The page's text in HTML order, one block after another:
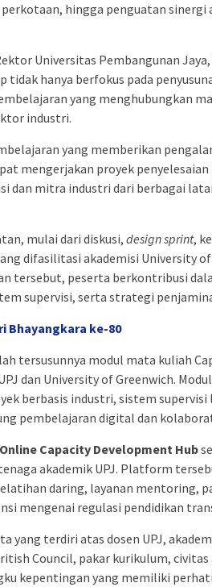
hingga penguatan sinergi
Universitas Pembangunan
tidak hanya berfokus pada
yang menghubungkan
industri.
yang memberikan
mengerjakan proyek
dan mitra industri dari berbagai
mulai dari diskusi, design sprint,
difasilitasi akademisi University of
tersebut, peserta berkontribusi
supervisi, serta strategi
Bhayangkara ke-80
tersusunnya modul mata kuliah
dan University of Greenwich.
berbasis industri, sistem
pembelajaran digital dan
Online Capacity Development Hub
akademik UPJ. Platform
daring, layanan mentoring,
mengenai regulasi pendidikan
yang terdiri atas dosen UPJ,
Council, pakar kurikulum, civitas
kepentingan yang memiliki